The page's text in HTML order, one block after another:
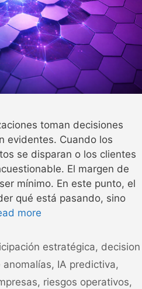
toman decisiones
evidentes. Cuando los
se disparan o los clientes
El margen de
mínimo. En este punto, el
qué está pasando, sino
more
estratégica, decision
, IA predictiva,
, riesgos operativos,